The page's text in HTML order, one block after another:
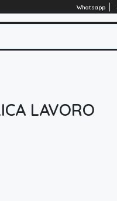
Whatsapp
LAVORO